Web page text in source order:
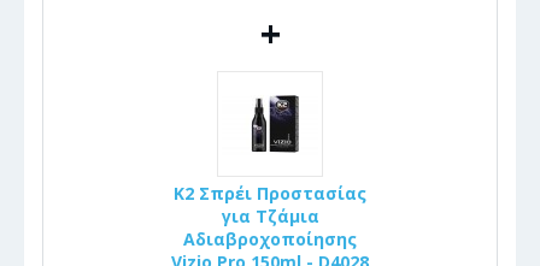
+
K2 Σπρέι Προστασίας
για Τζάμια
Αδιαβροχοποίησης